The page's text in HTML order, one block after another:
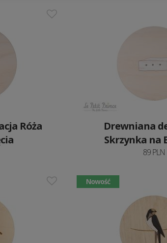
Róża
Drewniana
Skrzynka na
89 PLN
Nowość